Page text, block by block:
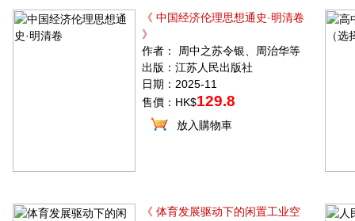
《 中国经济伦理思想通史·明清卷
》
作者： 周中之苏令银、周治华等
出版：江苏人民出版社
日期：2025-11
售價：HK$129.8
放入購物車
《 体育发展驱动下的闲置工业空